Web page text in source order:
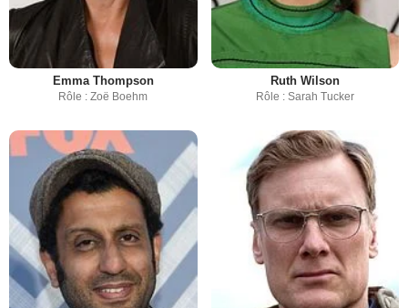
Emma Thompson
Rôle : Zoë Boehm
Ruth Wilson
Rôle : Sarah Tucker